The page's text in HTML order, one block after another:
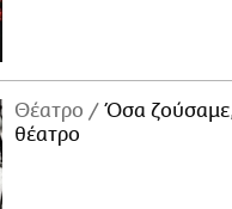
Θέατρο
Όσα
θέατρο